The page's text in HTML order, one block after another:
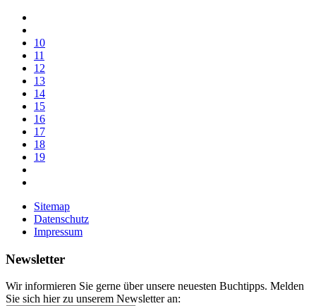
10
11
12
13
14
15
16
17
18
19
Sitemap
Datenschutz
Impressum
Newsletter
Wir informieren Sie gerne über unsere neuesten Buchtipps. Melden
Sie sich hier zu unserem Newsletter an: